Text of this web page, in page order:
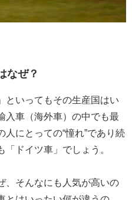
なぜ？
といってもその生産国はい
入車（海外車）の中でも最
にとっての“憧れ”であり続
ドイツ車」でしょう。
、そんなにも人気が高いの